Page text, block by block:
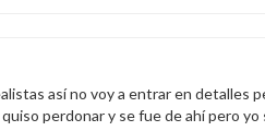
así no voy a entrar en detalles
perdonar y se fue de ahí pero